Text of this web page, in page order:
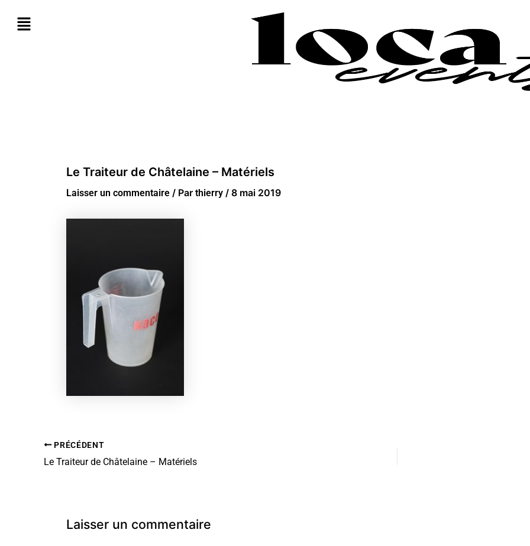
Le Traiteur de Châtelaine – Matériels
Laisser un commentaire / Par thierry / 8 mai 2019
PRÉCÉDENT
Le Traiteur de Châtelaine – Matériels
Laisser un commentaire